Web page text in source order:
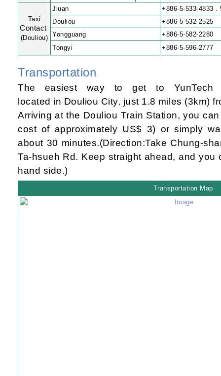
Taxi
Contact
(Douliou)
Jiuan +886-5-533-4833
Douliou
+886-5-532-2525
Yongguang
+886-5-582-2280
Tongyi
+886-5-596-2777
Transportation
The easiest way to get to
located in Douliou City, just 1.8 miles (3km)
Arriving atthe Douliou Train Station, you
cost of approximately US$ 3) orsimply
about 30 minutes.(Direction:Take Chung-
Ta-hsueh Rd. Keep straight ahead, and you
hand side.)
Transportation Map